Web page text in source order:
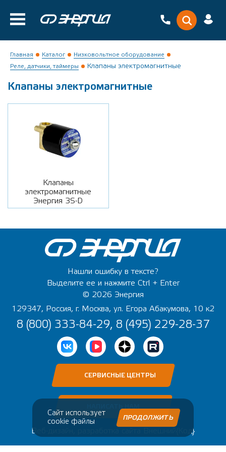
Главная Каталог
Низковольтное оборудование
Реле, датчики, таймеры
Клапаны электромагнитные
Клапаны электромагнитные
Клапаны
электромагнитные
Энергия 3S-D
Нашли ошибку в тексте?
Выделите ее и нажмите Ctrl + Enter
© 2026 Энергия
129347, Россия, г. Москва, ул. Егора Абакумова, 10 к2
8 (800) 333-84-29, 8 (495) 229-28-37
СЕРВИСНЫЕ ЦЕНТРЫ
Веб-дизайн, разработка сайта Внешний{Код}
Сайт использует
cookie файлы
ПРОДОЛЖИТЬ